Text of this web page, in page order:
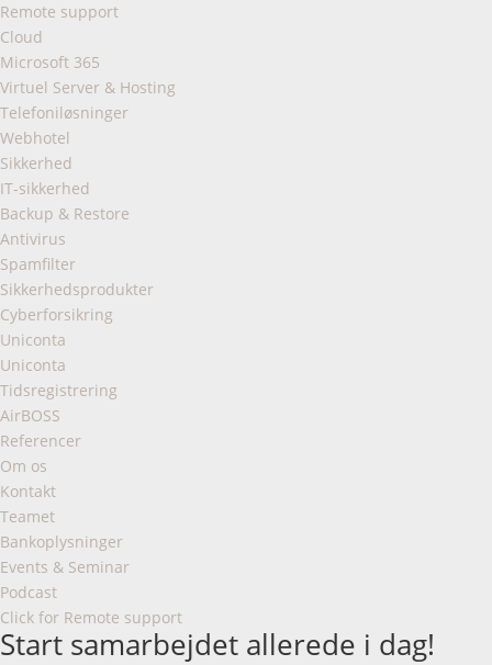
Remote support
Cloud
Microsoft 365
Virtuel Server & Hosting
Telefoniløsninger
Webhotel
Sikkerhed
IT-sikkerhed
Backup & Restore
Antivirus
Spamfilter
Sikkerhedsprodukter
Cyberforsikring
Uniconta
Uniconta
Tidsregistrering
AirBOSS
Referencer
Om os
Kontakt
Teamet
Bankoplysninger
Events & Seminar
Podcast
Click for Remote support
Start samarbejdet allerede i dag!